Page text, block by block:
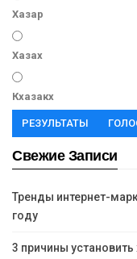
Хазар
Хазах
Кхазакх
РЕЗУЛЬТАТЫ
Свежие Записи
Тренды интернет-
году
3 причины